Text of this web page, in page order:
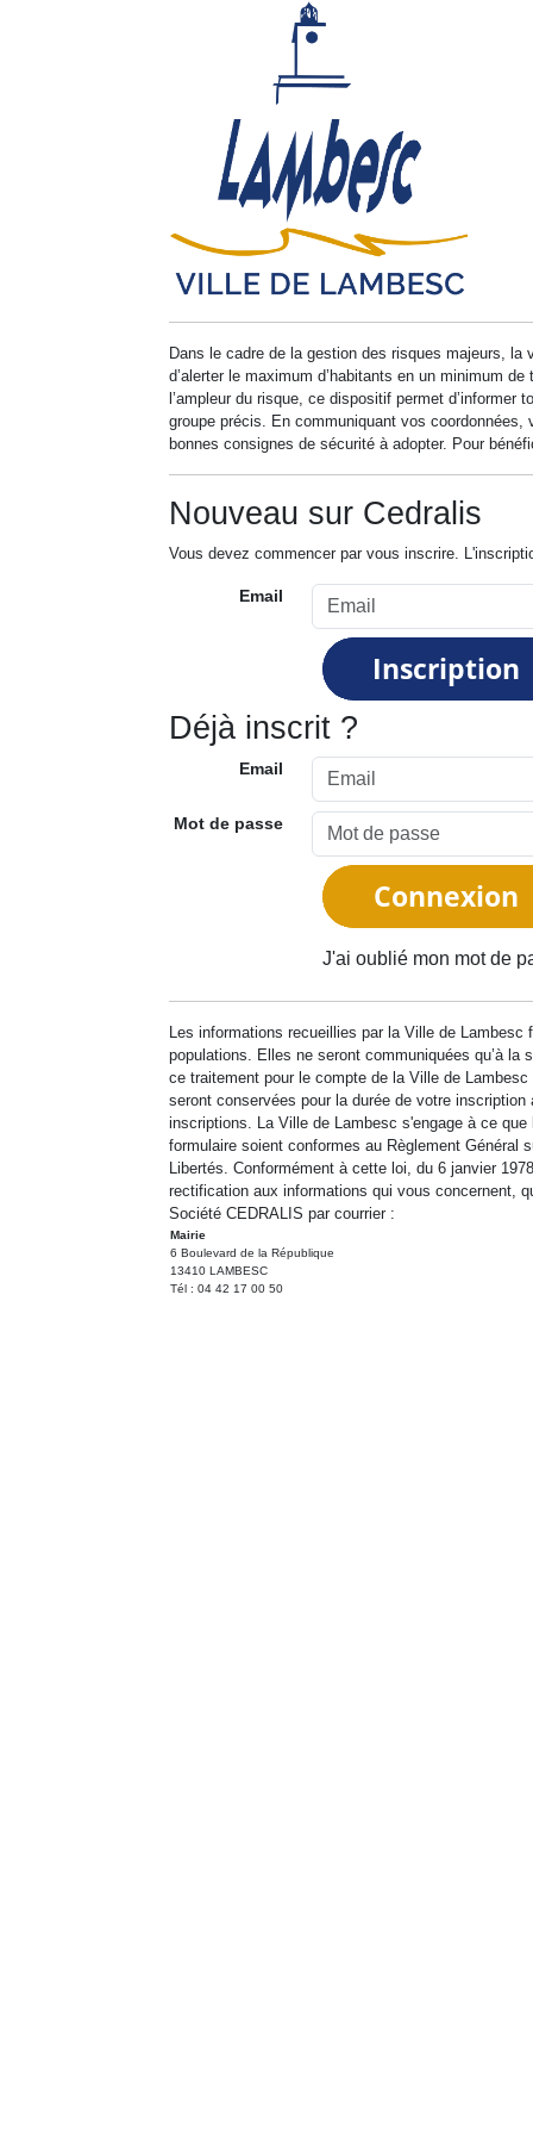
Dans le cadre de la gestion des risques majeurs,
d’alerter le maximum d’habitants en un minimum
l’ampleur du risque, ce dispositif permet
groupe précis. En communiquant vos
bonnes consignes de sécurité à adopter. Pour
Nouveau sur Cedralis
Vous devez commencer par vous inscrire.
Email
Déjà inscrit ?
Email
Mot de passe
J'ai oublié mon mot de
Les informations recueillies par la Ville de
populations. Elles ne seront communiquées qu’à
ce traitement pour le compte de la Ville de
seront conservées pour la durée de votre
inscriptions. La Ville de Lambesc s'engage à ce
formulaire soient conformes au Règlement Général
Libertés. Conformément à cette loi, du 6 janvier
rectification aux informations qui vous concernent,
Société CEDRALIS par courrier :
Mairie
6 Boulevard de la République
13410 LAMBESC
Tél : 04 42 17 00 50